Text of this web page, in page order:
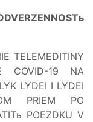
TELEMEDITINY
COVID-19 NA
LYDEI I LYDEI
PRIEM PO
POEZDKU V